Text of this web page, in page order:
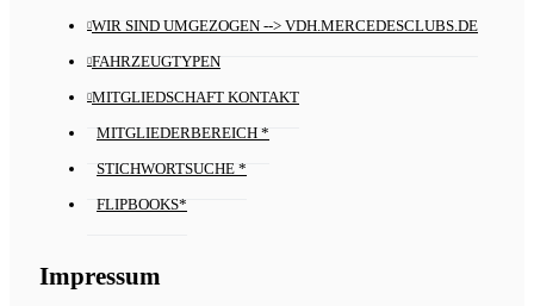
WIR SIND UMGEZOGEN --> VDH.MERCEDESCLUBS.DE
FAHRZEUGTYPEN
MITGLIEDSCHAFT KONTAKT
MITGLIEDERBEREICH *
STICHWORTSUCHE *
FLIPBOOKS*
Impressum